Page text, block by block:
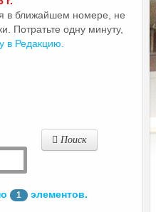
в ближайшем номере, не
Потратьте одну минуту,
в Редакцию.
Поиск
1 элементов.